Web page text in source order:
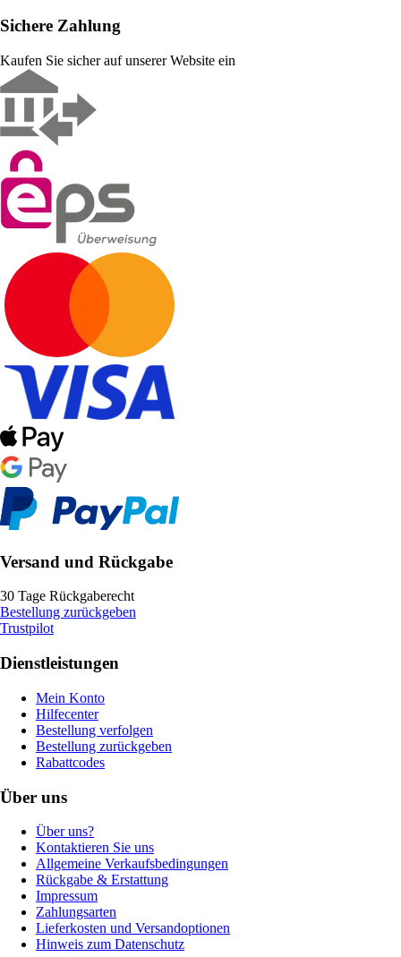
Sichere Zahlung
Kaufen Sie sicher auf unserer Website ein
Versand und Rückgabe
30 Tage Rückgaberecht
Bestellung zurückgeben
Trustpilot
Dienstleistungen
Mein Konto
Hilfecenter
Bestellung verfolgen
Bestellung zurückgeben
Rabattcodes
Über uns
Über uns?
Kontaktieren Sie uns
Allgemeine Verkaufsbedingungen
Rückgabe & Erstattung
Impressum
Zahlungsarten
Lieferkosten und Versandoptionen
Hinweis zum Datenschutz